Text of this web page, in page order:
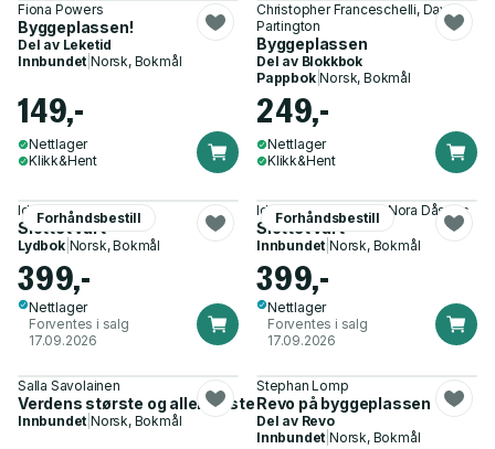
Fiona Powers
Byggeplassen!
Del av Leketid
Innbundet |Norsk, Bokmål
149,-
Nettlager
Klikk&Hent
Christopher Franceschelli, David
Partington
Byggeplassen
Del av Blokkbok
Pappbok|Norsk, Bokmål
249,-
Nettlager
Klikk&Hent
Forhåndsbestill
Ida Tufte Michelsen
Slottet vårt
Lydbok| Norsk, Bokmål
399,-
Nettlager
Forventes i salg
17.09.2026
Forhåndsbestill
Ida Tufte Michelsen, Nora Dåsnes
Slottet vårt
Innbundet |Norsk, Bokmål
399,-
Nettlager
Forventes i salg
17.09.2026
Salla Savolainen
Verdens største og aller første bok om asfalt og betong
Innbundet |Norsk, Bokmål
Stephan Lomp
Revo på byggeplassen
Del av Revo
Innbundet |Norsk, Bokmål